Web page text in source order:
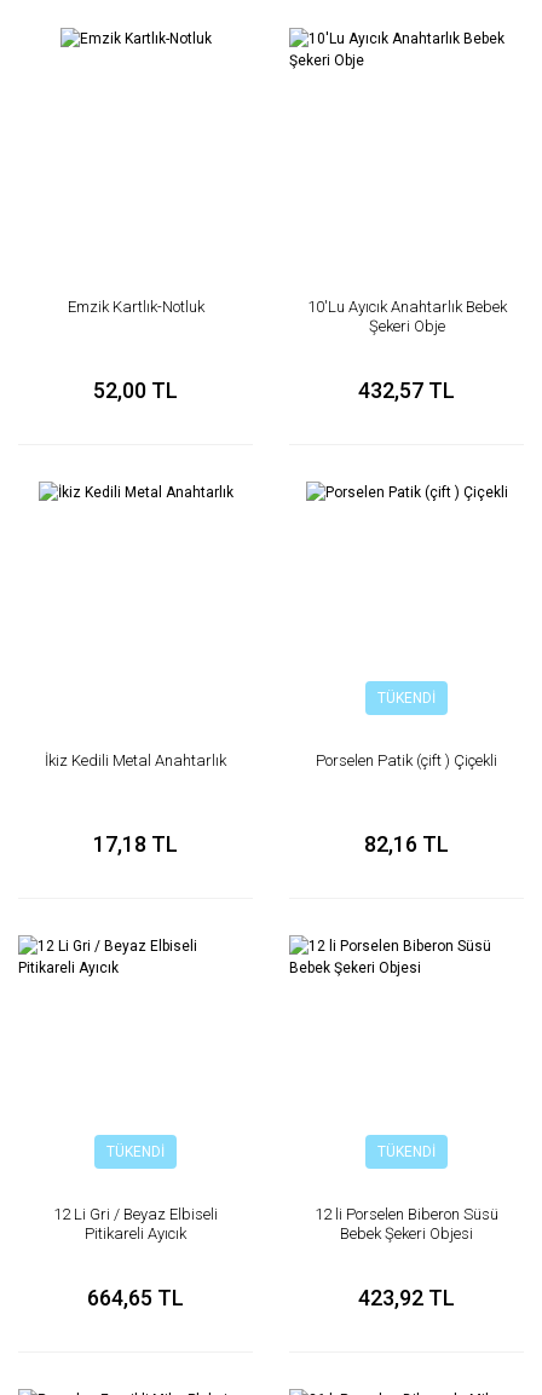
Emzik Kartlık-Notluk
52,00 TL
10'Lu Ayıcık Anahtarlık Bebek
Şekeri Obje
432,57 TL
İkiz Kedili Metal Anahtarlık
17,18 TL
TÜKENDİ
Porselen Patik (çift ) Çiçekli
82,16 TL
TÜKENDİ
12 Li Gri / Beyaz Elbiseli
Pitikareli Ayıcık
664,65 TL
TÜKENDİ
12 li Porselen Biberon Süsü
Bebek Şekeri Objesi
423,92 TL